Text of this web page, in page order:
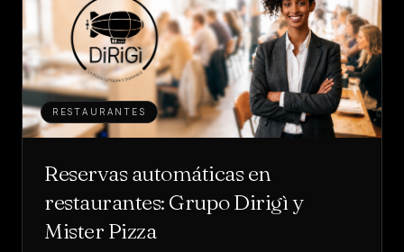
RESTAURANTES
Reservas automáticas en
restaurantes: Grupo Dirigì y
Mister Pizza